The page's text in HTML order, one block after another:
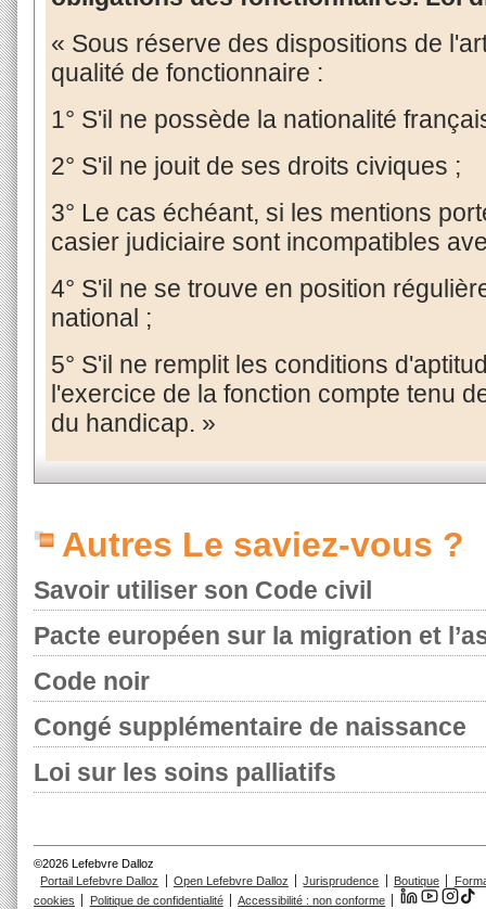
« Sous réserve des dispositions de
qualité de fonctionnaire :
1° S'il ne possède la nationalité
2° S'il ne jouit de ses droits civiques ;
3° Le cas échéant, si les mentions
casier judiciaire sont incompatibles
4° S'il ne se trouve en position
national ;
5° S'il ne remplit les conditions
l'exercice de la fonction compte tenu
du handicap. »
Autres Le saviez-vous ?
Savoir utiliser son Code civil
Pacte européen sur la migration et
Code noir
Congé supplémentaire de naissance
Loi sur les soins palliatifs
©2026 Lefebvre Dalloz
Portail Lefebvre Dalloz
Open Lefebvre Dalloz Jurisprudence Boutique
cookies
Politique de confidentialité Accessibilité : non conforme